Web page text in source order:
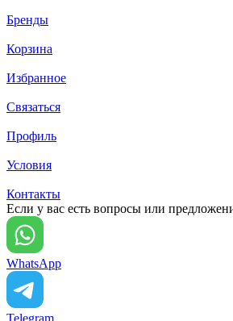
Бренды
Корзина
Избранное
Связаться
Профиль
Условия
Контакты
Если у вас есть вопросы или
WhatsApp